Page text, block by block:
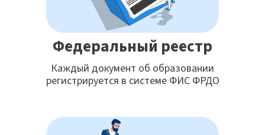
Федеральный реестр
Каждый документ об образовании
регистрируется в системе ФИС ФРДО